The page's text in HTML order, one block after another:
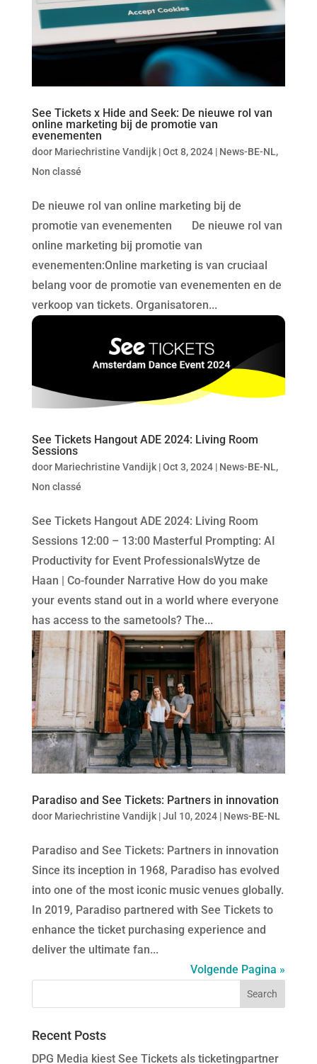
See Tickets x Hide and Seek: De nieuwe rol van
online marketing bij de promotie van
evenementen
door Mariechristine Vandijk|Oct 8, 2024| News-BE-NL,
Non classé
De nieuwe rol van online marketing bij de
promotie van evenementen De nieuwe rol van
online marketing bij promotie van
evenementen:Online marketing is van cruciaal
belang voor de promotie van evenementen en de
verkoop van tickets. Organisatoren...
See Tickets Hangout ADE 2024: Living Room
Sessions
door Mariechristine Vandijk|Oct 3, 2024| News-BE-NL,
Non classé
See Tickets Hangout ADE 2024: Living Room
Sessions 12:00 – 13:00 Masterful Prompting: AI
Productivity for Event ProfessionalsWytze de
Haan | Co-founder Narrative How do you make
your events stand out in a world where everyone
has access to the sametools? The...
Paradiso and See Tickets: Partners in innovation
door Mariechristine Vandijk|Jul 10, 2024| News-BE-NL
Paradiso and See Tickets: Partners in innovation
Since its inception in 1968, Paradiso has evolved
into one of the most iconic music venues globally.
In 2019, Paradiso partnered with See Tickets to
enhance the ticket purchasing experience and
deliver the ultimate fan...
Volgende Pagina »
Recent Posts
DPG Media kiest See Tickets als ticketingpartner